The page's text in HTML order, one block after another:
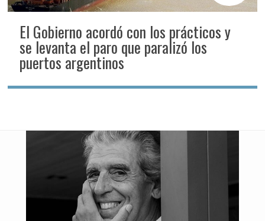
El Gobierno acordó con los prácticos y
se levanta el paro que paralizó los
puertos argentinos